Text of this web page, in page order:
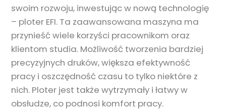
swoim rozwoju, inwestując w nową technologię
– ploter EFI. Ta zaawansowana maszyna ma
przynieść wiele korzyści pracownikom oraz
klientom studia. Możliwość tworzenia bardziej
precyzyjnych druków, większa efektywność
pracy i oszczędność czasu to tylko niektóre z
nich. Ploter jest także wytrzymały i łatwy w
obsłudze, co podnosi komfort pracy.